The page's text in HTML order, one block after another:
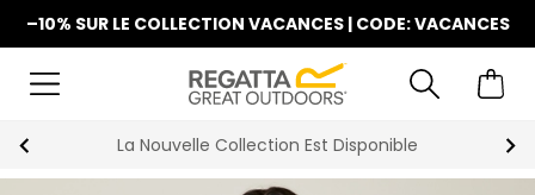
–10% SUR LE COLLECTION VACANCES | CODE: VACANCES
La Nouvelle Collection Est Disponible